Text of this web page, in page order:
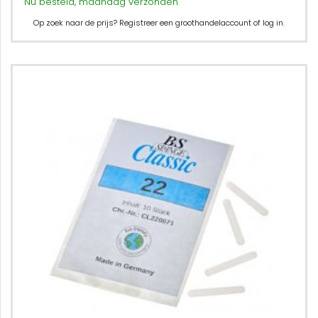
Op zoek naar de prijs? Registreer een groothandelaccount of log in.